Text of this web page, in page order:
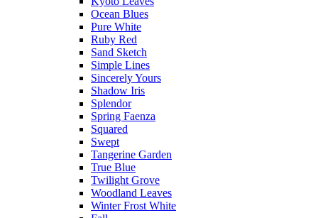
Ocean Blues
Pure White
Ruby Red
Sand Sketch
Simple Lines
Sincerely Yours
Shadow Iris
Splendor
Spring Faenza
Squared
Swept
Tangerine Garden
True Blue
Twilight Grove
Woodland Leaves
Winter Frost White